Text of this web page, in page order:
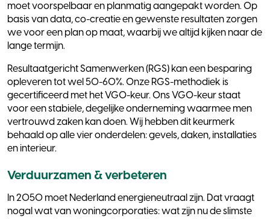
moet voorspelbaar en planmatig aangepakt worden. Op
basis van data, co-creatie en gewenste resultaten zorgen
we voor een plan op maat, waarbij we altijd kijken naar de
lange termijn.
Resultaatgericht Samenwerken (RGS) kan een besparing
opleveren tot wel 50-60%. Onze RGS-methodiek is
gecertificeerd met het VGO-keur. Ons VGO-keur staat
voor een stabiele, degelijke onderneming waarmee men
vertrouwd zaken kan doen. Wij hebben dit keurmerk
behaald op alle vier onderdelen: gevels, daken, installaties
en interieur.
Verduurzamen & verbeteren
In 2050 moet Nederland energieneutraal zijn. Dat vraagt
nogal wat van woningcorporaties: wat zijn nu de slimste